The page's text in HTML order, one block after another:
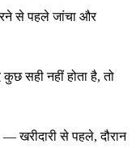
से पहले जांचा और
कुछ सही नहीं होता है, तो
— खरीदारी से पहले, दौरान